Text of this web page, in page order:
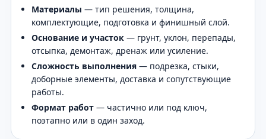
Материалы — тип решения, толщина,
комплектующие, подготовка и финишный слой.
Основание и участок — грунт, уклон, перепады,
отсыпка, демонтаж, дренаж или усиление.
Сложность выполнения — подрезка, стыки,
доборные элементы, доставка и сопутствующие
работы.
Формат работ — частично или под ключ,
поэтапно или в один заход.